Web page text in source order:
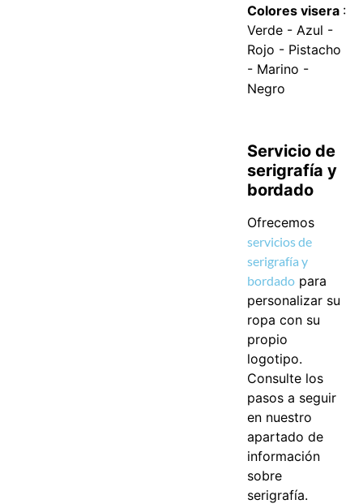
Colores visera :
Verde - Azul -
Rojo - Pistacho
- Marino -
Negro
Servicio de
serigrafía y
bordado
Ofrecemos
servicios de
serigrafía y
bordado para
personalizar su
ropa con su
propio
logotipo.
Consulte los
pasos a seguir
en nuestro
apartado de
información
sobre
serigrafía.